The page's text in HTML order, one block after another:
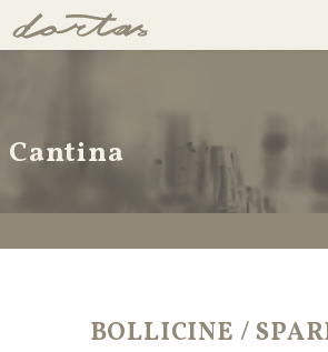
Cantina
BOLLICINE /